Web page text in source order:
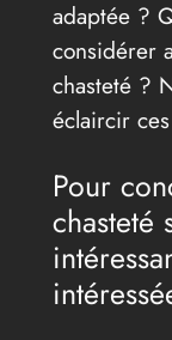
adaptée ?
considérer
chasteté ?
éclaircir
Pour
chasteté